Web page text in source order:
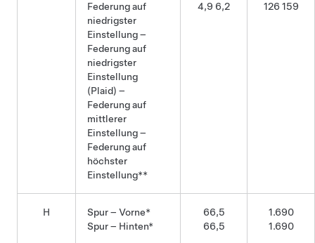
Federung auf
niedrigster
Einstellung –
Federung auf
niedrigster
Einstellung
(Plaid) –
Federung auf
mittlerer
Einstellung –
Federung auf
höchster
Einstellung**
4,9 6,2
126 159
H
Spur – Vorne*
Spur – Hinten*
66,5
66,5
1.690
1.690